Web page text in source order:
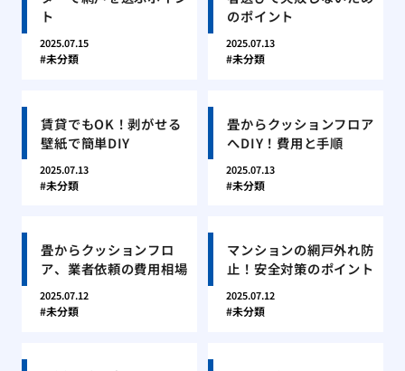
ト
2025.07.15
未分類
のポイント
2025.07.13
未分類
賃貸でもOK！剥がせる
壁紙で簡単DIY
2025.07.13
未分類
畳からクッションフロア
へDIY！費用と手順
2025.07.13
未分類
畳からクッションフロ
ア、業者依頼の費用相場
2025.07.12
未分類
マンションの網戸外れ防
止！安全対策のポイント
2025.07.12
未分類